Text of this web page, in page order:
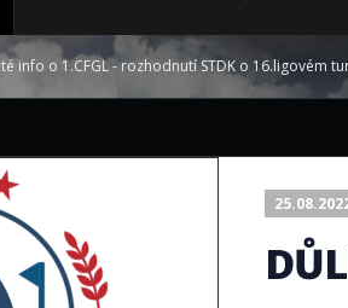
info o 1.CFGL - rozhodnutí STDK o 16.ligovém